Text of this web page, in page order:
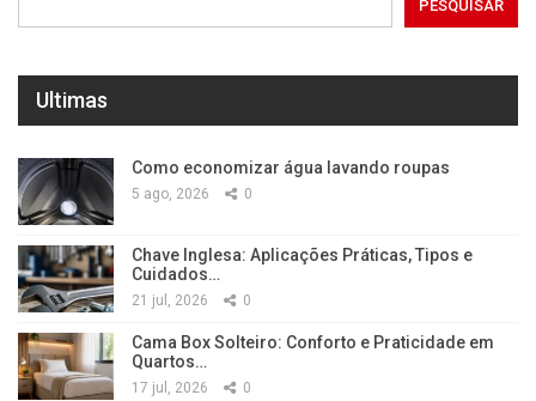
PESQUISAR
Ultimas
Como economizar água lavando roupas
5 ago, 2026 0
Chave Inglesa: Aplicações Práticas, Tipos e
Cuidados…
21 jul, 2026 0
Cama Box Solteiro: Conforto e Praticidade em
Quartos…
17 jul, 2026 0